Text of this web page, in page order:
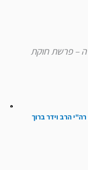
רה"י הרב וידר ברוך